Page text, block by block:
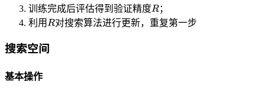
训练完成后评估得到验证精度
；
利用
对搜索算法进行更新，重复第一步
搜索空间
基本操作